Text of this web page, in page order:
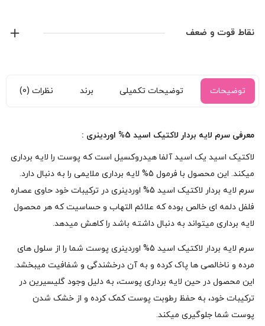
نقاط قوت و ضعف
توضیحات توضیحات تکمیلی برند نظرات (0)
معرفی سرم لایه بردار لاکتیک اسید 5% اوردینری :
لاکتیک اسید یک اسید آلفا هیدروکسیل است که پوست را لایه برداری
میکند. این محصول با فرمول 5% لایه برداری ملایمی را به دنبال دارد.
سرم لایه بردار لاکتیک اسید 5% اوردینری در ترکیبات خود حاوی عصاره
فلفل دلمه ای خالص بوده که علائم التهاب و حساسیت که هر محصول
لایه برداری میتواند به دنبال داشته باشد را کاهش میدهد.
سرم لایه بردار لاکتیک اسید 5% اوردینری پوست شما را از سلول های
مرده و ناخالصی ها پاک کرده و به آن درخشندگی و شفافیت میبخشد.
این محصول در حین لایه برداری پوست، به دلیل وجود گلیسیرین در
ترکیبات خود، به حفظ رطوبت پوست کمک کرده و از خشک شدن
پوست شما جلوگیری میکند.